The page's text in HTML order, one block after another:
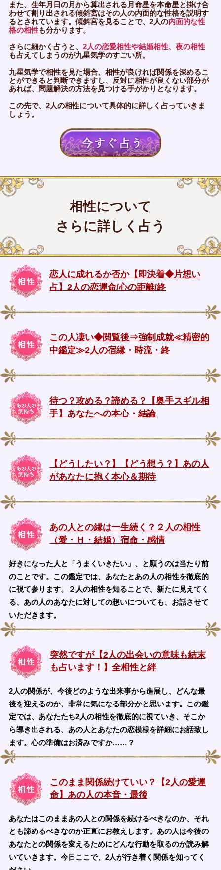
また、生年月日の月から算出される月命星を本命星と掛け合
わせて割り出される傾斜宮はその人の内面的な性格を説明す
るとされています。傾斜宮を見ることで、2人の内面的な性
格の相性も分かります。
さらに細かく占うと、 2人の恋愛相性や結婚相性、夜の相性
も占えてしまうのが九星気学のすごい所。
九星気学で相性を見た場合、相性が良ければ関係を深めるこ
とができると判断できますし、反対に相性が良くない部分が
あれば、問題解決の方法を見つける手がかりとなります。
この先で、2人の相性について具体的に詳しく占っていきま
しょう。
相性について
さらに詳しく占う
恋人に成れるか否か【即決着◆片想い
占】2人の恋運命/心の距離/終
この人凄い◆閲覧後⇒強制成就≪精密的
中鑑定≫2人の宿縁・時流・終
待つ？攻める？諦める？【奥手スギル相
手】あなたへの本心・結論
【どうしたい？】【どう想う？】あの人
があなたに抱く本心＆期待
あの人との縁は一生続く？２人の相性
（愛・Ｈ・結婚）宿命・感情
好きになった人と「うまくいきたい」、と願うのは当たり前
のことです。この鑑定では、あなたとあの人の相性を徹底的
に視て参ります。２人の相性を知ることで、新たに見えてく
る、あの人のあなたに対しての想いについても、お話させて
いただきます。
突然ですが【2人の出会いの意味も結末
も占います！】全相性と絆
2人の関係が、今後どのような出来事から進展し、どんな最
後を迎えるのか、非常に気になる部分かと思います。この鑑
定では、あなたたち2人の相性を徹底的に視ていき、そこか
ら導き出される、あの人とあなたの恋模様を詳細にお話致し
ます。心の準備はお済みですか……？
このまま関係続けていい？【2人の愛運
命】あの人の本音・最後
あなたはこのままあの人との関係を続けるべきなのか、それ
とも諦めるべきなのか正直にお教えします。あの人は今後の
あなたとの関係を変えるためにどんな行動を取るのか読み解
いていきます。今日ここで、2人が行き着く関係を知ってく